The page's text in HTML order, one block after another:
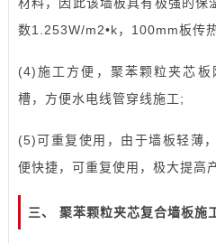
数1.253W/m2•k，100mm板传
(4)施工方便，聚苯颗粒夹芯
槽，方便水电线管穿线施工;
(5)可重复使用，由于墙板轻薄
便快捷，可重复使用，极大提高
三、 聚苯颗粒夹芯复合墙板施